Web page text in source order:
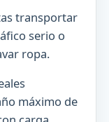
transportar
serio o
ropa.
máximo de